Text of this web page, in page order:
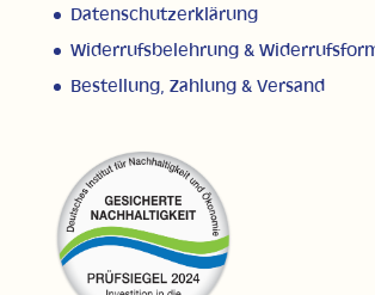
Datenschutzerklärung
Widerrufsbelehrung &
Bestellung, Zahlung & Versand